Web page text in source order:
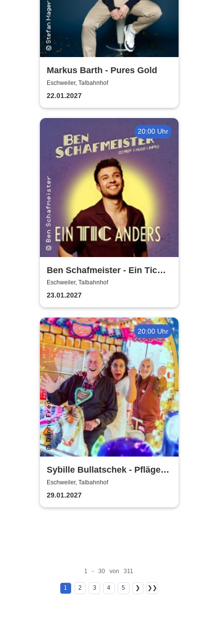
Markus Barth - Pures Gold
Eschweiler, Talbahnhof
22.01.2027
20:00 Uhr
Ben Schafmeister - Ein Tic
anders
Eschweiler, Talbahnhof
23.01.2027
20:00 Uhr
Sybille Bullatschek - Pfläge
lieber ungewöhnlich
Eschweiler, Talbahnhof
29.01.2027
1 - 30 von 311
1 2 3 4 5 ❯ ❯❯